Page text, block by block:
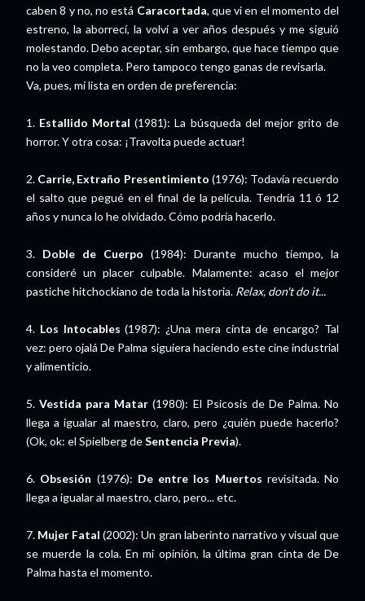
caben 8 y no, no está Caracortada, que vi en el momento del
estreno, la aborrecí, la volví a ver años después y me siguió
molestando. Debo aceptar, sin embargo, que hace tiempo que
no la veo completa. Pero tampoco tengo ganas de revisarla.
Va, pues, mi lista en orden de preferencia:
1. Estallido Mortal (1981): La búsqueda del mejor grito de
horror. Y otra cosa: ¡Travolta puede actuar!
2. Carrie, Extraño Presentimiento (1976): Todavía recuerdo
el salto que pegué en el final de la película. Tendría 11 ó 12
años y nunca lo he olvidado. Cómo podría hacerlo.
3. Doble de Cuerpo (1984): Durante mucho tiempo, la
consideré un placer culpable. Malamente: acaso el mejor
pastiche hitchockiano de toda la historia. Relax, don't do it...
4. Los Intocables (1987): ¿Una mera cinta de encargo? Tal
vez: pero ojalá De Palma siguiera haciendo este cine industrial
y alimenticio.
5.Vestida para Matar(1980): El Psicosis de De Palma. No
llega a igualar al maestro, claro, pero ¿quién puede hacerlo?
(Ok, ok: el Spielberg deSentencia Previa).
6. Obsesión (1976): De entre los Muertos revisitada. No
llega a igualar al maestro, claro, pero... etc.
7. Mujer Fatal (2002): Un gran laberinto narrativo y visual que
se muerde la cola. En mi opinión, la última gran cinta de De
Palma hasta el momento.